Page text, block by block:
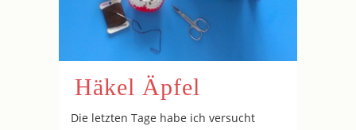
Häkel Äpfel
Die letzten Tage habe ich versucht